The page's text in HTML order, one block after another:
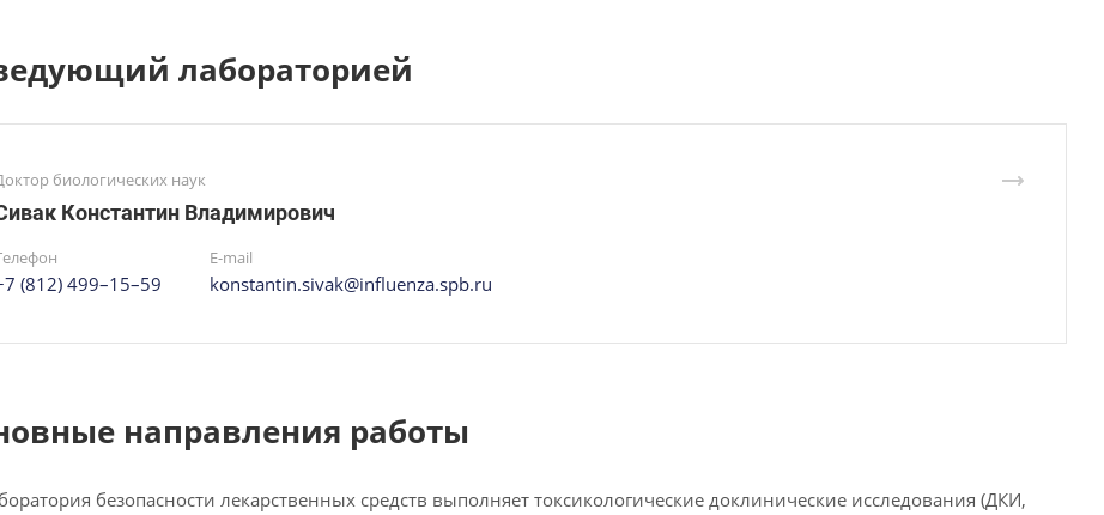
лабораторией
биологических наук
Константин Владимирович
(812) 499–15–59
E-mail
konstantin.sivak@influenza.spb.ru
направления работы
безопасности лекарственных средств выполняет токсикологические доклинические исследования (ДКИ,